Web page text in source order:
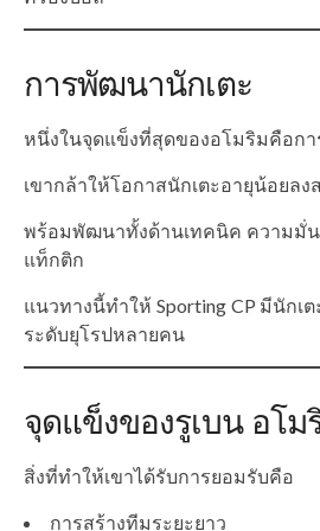
การพัฒนานักเตะ
หนึ่งในจุดแข็งที่สุดของอโมริมคือกา
เขากล้าให้โอกาสนักเตะอายุน้อยล
พร้อมพัฒนาทั้งด้านเทคนิค ความมั่น
แท็กติก
แนวทางนี้ทำให้ Sporting CP มีนักเ
ระดับยุโรปหลายคน
จุดแข็งของรูเบน อโม
สิ่งที่ทำให้เขาได้รับการยอมรับคือ
การสร้างทีมระยะยาว